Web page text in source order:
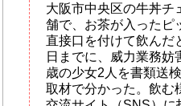
大阪市中央区の牛丼チ
舗で、お茶が入ったピ
直接口を付けて飲んだ
日までに、威力業務妨
歳の少女2人を書類送
取材で分かった。飲む